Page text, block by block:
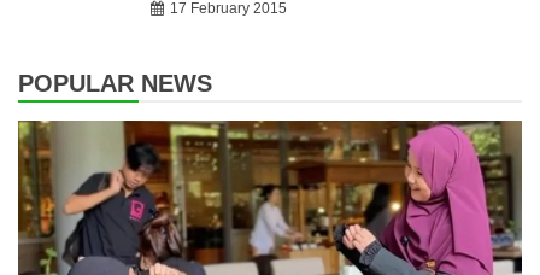
17 February 2015
POPULAR NEWS